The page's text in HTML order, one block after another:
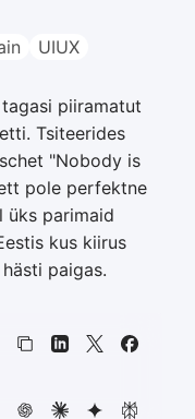
UIUX
piiramatut
Tsiteerides
"Nobody is
pole perfektne
üks parimaid
kus kiirus
paigas.
Kopeeri link
LinkedIn
X